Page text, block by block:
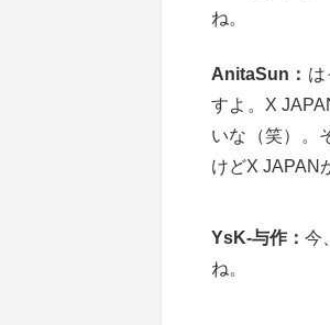
ね。
AnitaSun：
すよ。X
いな（笑）。
けどX JAPAN
YsK-与作：今
ね。